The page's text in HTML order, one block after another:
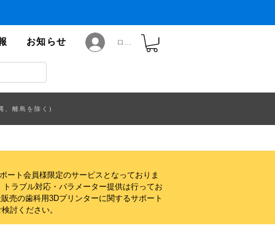
お知らせ ログイン
、離島を除く)
ート会員様限定のサービスとなっておりま
ラブル対応・パラメーター提供は行ってお
売の歯科用3Dプリンターに関するサポート
討ください。